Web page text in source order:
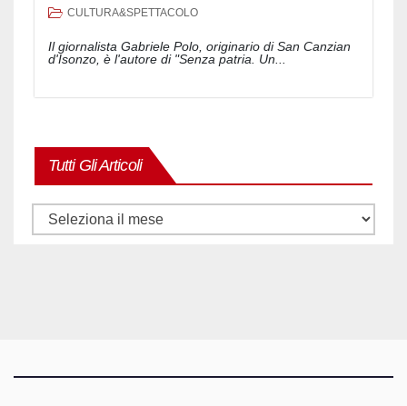
CULTURA&SPETTACOLO
Il giornalista Gabriele Polo, originario di San Canzian
d'Isonzo, è l'autore di "Senza patria. Un...
Tutti Gli Articoli
Tutti